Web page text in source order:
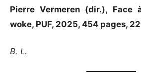
Pierre Vermeren (dir.), Face
woke, PUF, 2025, 454 pages,
B. L.